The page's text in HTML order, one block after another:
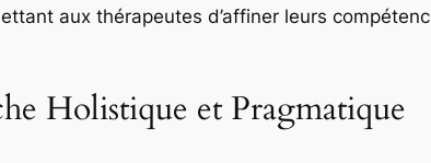
aux thérapeutes d’affiner leurs
Holistique et Pragmatique